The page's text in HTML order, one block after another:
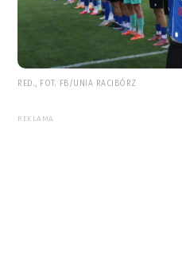
RED., FOT. FB/UNIA RACIBÓRZ
REKLAMA